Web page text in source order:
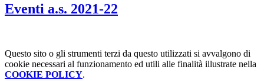
Eventi a.s. 2021-22
Questo sito o gli strumenti terzi da questo utilizzati si avvalgono di
cookie necessari al funzionamento ed utili alle finalità illustrate nella
COOKIE POLICY.